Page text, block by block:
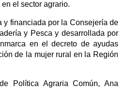
el sector agrario.
y financiada por la Consejería de
y Pesca y desarrollada por
en el decreto de ayudas
de la mujer rural en la Región
Política Agraria Común, Ana